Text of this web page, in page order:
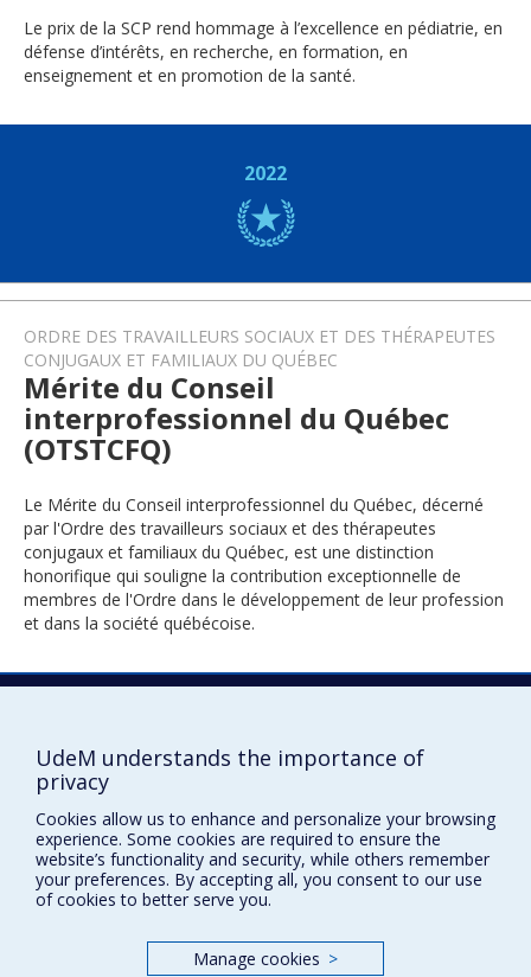
Le prix de la SCP rend hommage à l’excellence en pédiatrie, en
défense d’intérêts, en recherche, en formation, en
enseignement et en promotion de la santé.
2022
ORDRE DES TRAVAILLEURS SOCIAUX ET DES THÉRAPEUTES
CONJUGAUX ET FAMILIAUX DU QUÉBEC
Mérite du Conseil
interprofessionnel du Québec
(OTSTCFQ)
Le Mérite du Conseil interprofessionnel du Québec, décerné
par l'Ordre des travailleurs sociaux et des thérapeutes
conjugaux et familiaux du Québec, est une distinction
honorifique qui souligne la contribution exceptionnelle de
membres de l'Ordre dans le développement de leur profession
et dans la société québécoise.
Prix et distinctions
Accessibilité
UdeM understands the importance of
privacy
Cookies allow us to enhance and personalize your browsing
experience. Some cookies are required to ensure the
website’s functionality and security, while others remember
your preferences. By accepting all, you consent to our use
of cookies to better serve you.
Manage cookies >